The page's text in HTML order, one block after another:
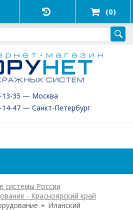
(0)
13-35 — Москва
14-47 — Санкт-Петербург
системы России
- Красноярский край
➣ Иланский